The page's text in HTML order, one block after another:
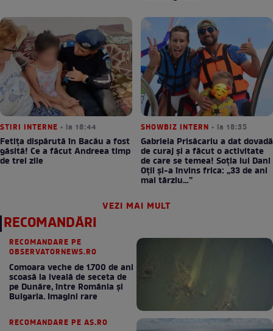
STIRI INTERNE • la 18:44
Fetița dispărută în Bacău a fost
găsită! Ce a făcut Andreea timp
de trei zile
SHOWBIZ INTERN • la 18:35
Gabriela Prisăcariu a dat dovadă
de curaj și a făcut o activitate
de care se temea! Soția lui Dani
Oțil și-a învins frica: „33 de ani
mai târziu…”
VEZI MAI MULT
RECOMANDĂRI
RECOMANDARE PE
OBSERVATORNEWS.RO
Comoara veche de 1.700 de ani
scoasă la iveală de seceta de
pe Dunăre, între România şi
Bulgaria. Imagini rare
RECOMANDARE PE AS.RO